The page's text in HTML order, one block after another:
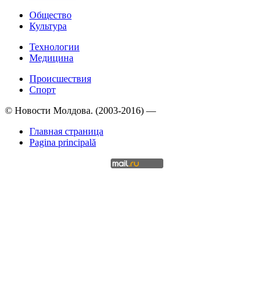
Общество
Культура
Технологии
Медицина
Происшествия
Спорт
© Новости Молдова. (2003-2016) —
Главная страница
Pagina principală